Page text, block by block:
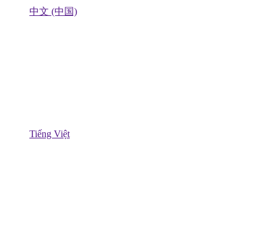
中文 (中国)
Tiếng Việt